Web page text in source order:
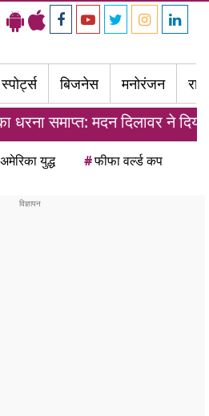
स्पोर्ट्स बिजनेस मनोरंजन
मदन दिलावर ने दिया
युद्ध #फीफा वर्ल्ड कप